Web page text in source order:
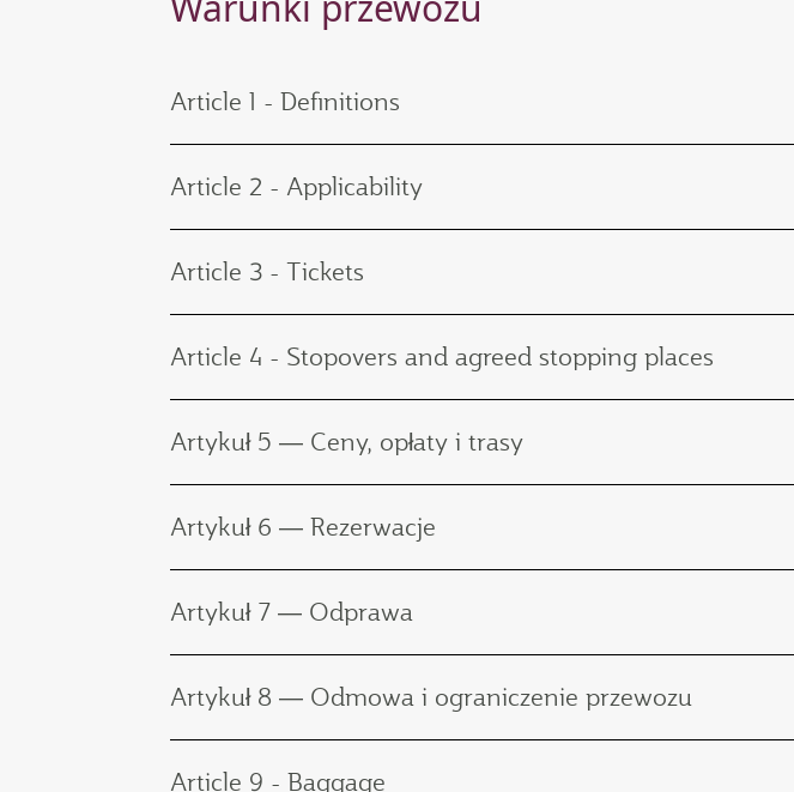
Article 1 - Definitions
Article 2 - Applicability
Article 3 - Tickets
Article 4 - Stopovers and agreed stopping places
Artykuł 5 ― Ceny, opłaty i trasy
Artykuł 6 ― Rezerwacje
Artykuł 7 ― Odprawa
Artykuł 8 ― Odmowa i ograniczenie przewozu
Article 9 - Baggage